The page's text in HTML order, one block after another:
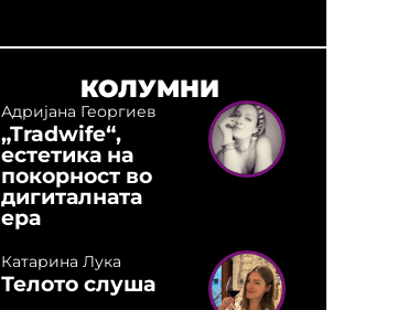
КОЛУМНИ
Адријана Георгиев
„Tradwife“,
естетика на
покорност во
дигиталната
ера
Катарина Лука
Телото слуша